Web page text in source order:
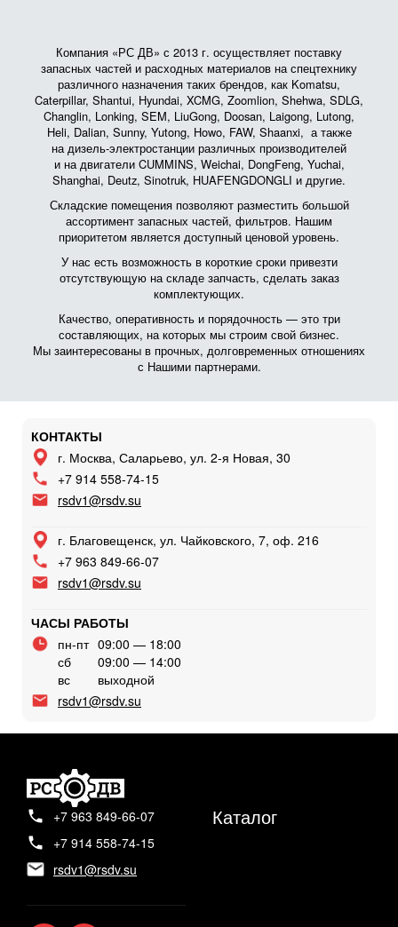
Компания «РС ДВ» с 2013 г. осуществляет поставку
запасных частей и расходных материалов на спецтехнику
различного назначения таких брендов, как Komatsu,
Caterpillar, Shantui, Hyundai, XCMG, Zoomlion, Shehwa, SDLG,
Changlin, Lonking, SEM, LiuGong, Doosan, Laigong, Lutong,
Heli, Dalian, Sunny, Yutong, Howo, FAW, Shaanxi, а также
на дизель-электростанции различных производителей
и на двигатели CUMMINS, Weichai, DongFeng, Yuchai,
Shanghai, Deutz, Sinotruk, HUAFENGDONGLI и другие.
Складские помещения позволяют разместить большой
ассортимент запасных частей, фильтров. Нашим
приоритетом является доступный ценовой уровень.
У нас есть возможность в короткие сроки привезти
отсутствующую на складе запчасть, сделать заказ
комплектующих.
Качество, оперативность и порядочность — это три
составляющих, на которых мы строим свой бизнес.
Мы заинтересованы в прочных, долговременных отношениях
с Нашими партнерами.
КОНТАКТЫ
г. Москва, Саларьево, ул. 2-я Новая, 30
+7 914 558-74-15
rsdv1@rsdv.su
г. Благовещенск, ул. Чайковского, 7, оф. 216
+7 963 849-66-07
rsdv1@rsdv.su
ЧАСЫ РАБОТЫ
пн-пт 09:00 — 18:00
сб
09:00 — 14:00
вс
выходной
rsdv1@rsdv.su
+7 963 849-66-07
+7 914 558-74-15
rsdv1@rsdv.su
Каталог